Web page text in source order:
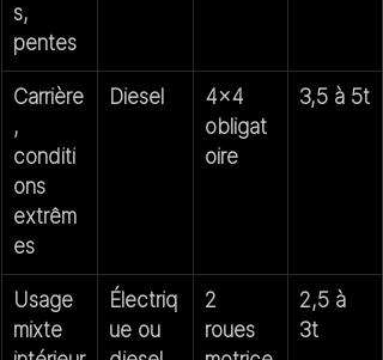
s,
pentes
Carrière
,
conditi
ons
extrêm
es
Diesel
4x4
obligat
oire
3,5 à 5t
Usage
mixte
Électriq
ue ou
2
roues
2,5 à
3t